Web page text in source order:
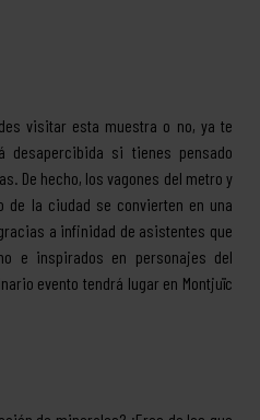
visitar esta muestra o no, ya te
desapercibida si tienes pensado
De hecho, los vagones del metro y
de la ciudad se convierten en una
a infinidad de asistentes que
e inspirados en personajes del
evento tendrá lugar en Montjuïc